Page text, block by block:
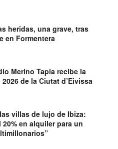
heridas, una grave, tras
en Formentera
Merino Tapia recibe la
de la Ciutat d’Eivissa
villas de lujo de Ibiza:
en alquiler para un